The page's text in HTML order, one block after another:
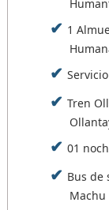
Por la
la
movilidad
Horario:
volvemos
almuerzo,
Horario:
1
Tren
01
Bus de
Machu